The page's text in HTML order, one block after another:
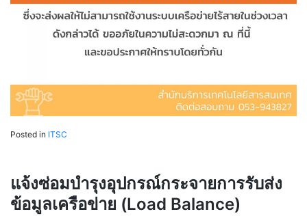
Posted in ITSC
แจ้งซ่อมบํารุงอุปกรณ์กระจายการรับส่ง
ข้อมูลเครือข่าย (Load Balance)